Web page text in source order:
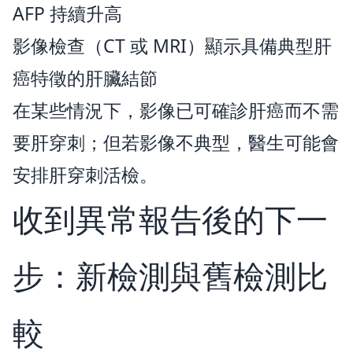
AFP 持續升高
影像檢查（CT 或 MRI）顯示具備典型肝
癌特徵的肝臟結節
在某些情況下，影像已可確診肝癌而不需
要肝穿刺；但若影像不典型，醫生可能會
安排肝穿刺活檢。
收到異常報告後的下一
步：新檢測與舊檢測比
較